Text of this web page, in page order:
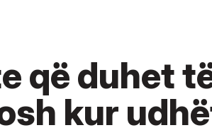
që duhet
kur